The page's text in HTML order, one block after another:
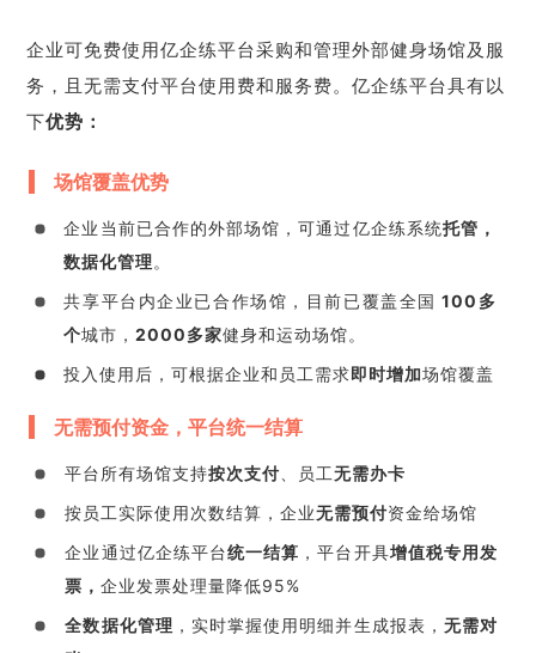
企业可免费使用亿企练平台采购和管理外部健身场馆及服
务，且无需支付平台使用费和服务费。亿企练平台具有以
下优势 ：
场馆覆盖优势
企业当前已合作的外部场馆，可通过亿企练系统托管，
数据化管理。
共享平台内企业已合作场馆，目前已覆盖全国 100多
个城市，2000多家健身和运动场馆。
投入使用后，可根据企业和员工需求即时增加场馆覆盖
无需预付资金，平台统一结算
平台所有场馆支持按次支付 、员工无需办卡
按员工实际使用次数结算，企业无需预付资金给场馆
企业通过亿企练平台统一结算 ，平台开具增值税专用发
票，企业发票处理量降低95%
全数据化管理 ，实时掌握使用明细并生成报表， 无需对